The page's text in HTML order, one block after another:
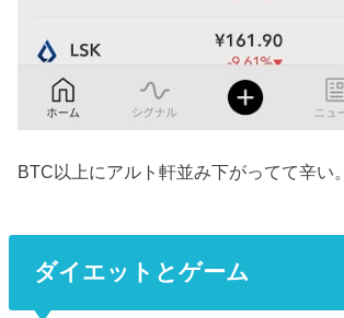
BTC以上にアルト軒並み下がってて辛い。
ダイエットとゲーム